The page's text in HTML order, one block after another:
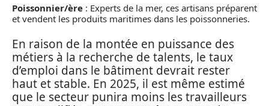
Poissonnier/ère : Experts de la mer, ces artisans préparent
et vendent les produits maritimes dans les poissonneries.
En raison de la montée en puissance des
métiers à la recherche de talents, le taux
d’emploi dans le bâtiment devrait rester
haut et stable. En 2025, il est même estimé
que le secteur punira moins les travailleurs